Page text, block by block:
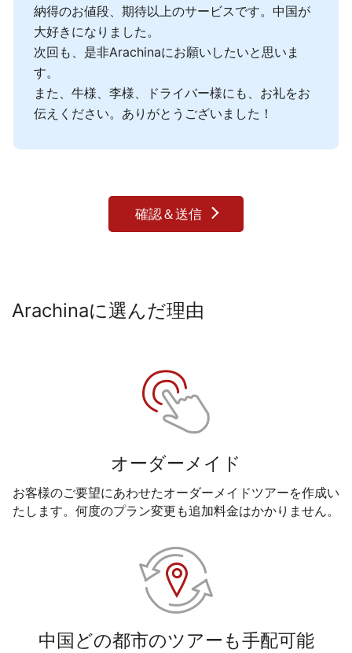
納得のお値段、期待以上のサービスです。中国が
大好きになりました。
次回も、是非Arachinaにお願いしたいと思いま
す。
また、牛様、李様、ドライバー様にも、お礼をお
伝えください。ありがとうございました！
確認＆送信
Arachinaに選んだ理由
オーダーメイド
お客様のご要望にあわせたオーダーメイドツアーを作成い
たします。何度のプラン変更も追加料金はかかりません。
中国どの都市のツアーも手配可能